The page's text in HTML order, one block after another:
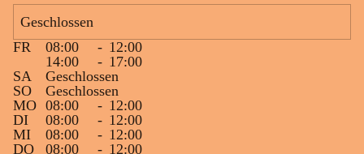
Geschlossen
FR
08:00 - 12:00
14:00
- 17:00
SA
Geschlossen
SO
Geschlossen
MO 08:00 - 12:00
DI
08:00 - 12:00
MI
08:00 - 12:00
DO
08:00 - 12:00